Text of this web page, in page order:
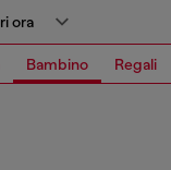
ora
Bambino Regali